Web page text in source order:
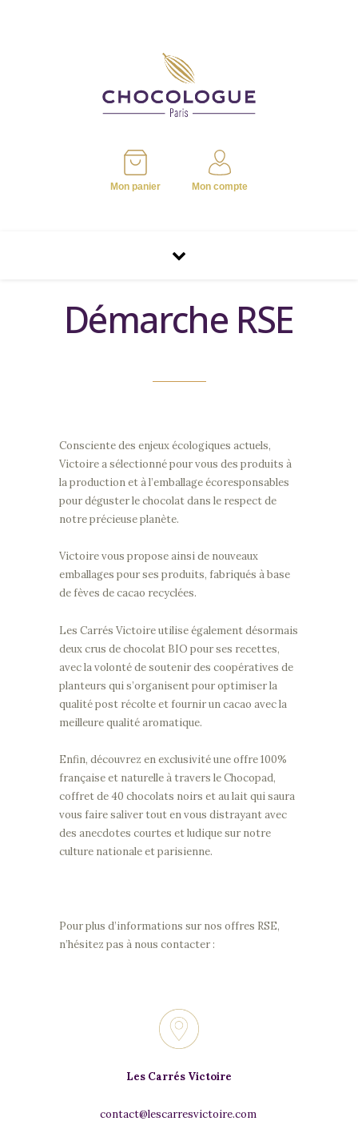
Mon panier Mon compte
Démarche RSE
Consciente des enjeux écologiques actuels,
Victoire a sélectionné pour vous des produits à
la production et à l’emballage écoresponsables
pour déguster le chocolat dans le respect de
notre précieuse planète.
Victoire vous propose ainsi de nouveaux
emballages pour ses produits, fabriqués à base
de fèves de cacao recyclées.
Les Carrés Victoire utilise également désormais
deux crus de chocolat BIO pour ses recettes,
avec la volonté de soutenir des coopératives de
planteurs qui s’organisent pour optimiser la
qualité post récolte et fournir un cacao avec la
meilleure qualité aromatique.
Enfin, découvrez en exclusivité une offre 100%
française et naturelle à travers le Chocopad,
coffret de 40 chocolats noirs et au lait qui saura
vous faire saliver tout en vous distrayant avec
des anecdotes courtes et ludique sur notre
culture nationale et parisienne.
Pour plus d’informations sur nos offres RSE,
n’hésitez pas à nous contacter :
Les Carrés Victoire
contact@lescarresvictoire.com